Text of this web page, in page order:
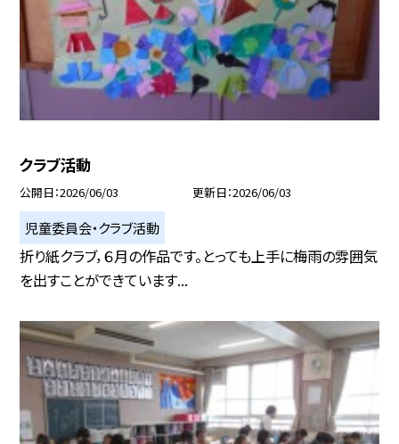
クラブ活動
公開日 2026/06/03 更新日 2026/06/03
児童委員会・クラブ活動
折り紙クラブ，６月の作品です。とっても上手に梅雨の雰囲気
を出すことができています...